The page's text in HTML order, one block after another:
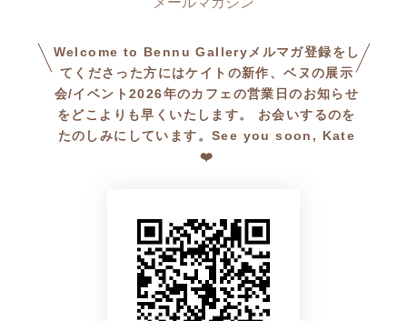
Welcome to Bennu Galleryメルマガ登録をし
てくださった方にはケイトの新作、ベヌの展示
会/イベント2026年のカフェの営業日のお知らせ
をどこよりも早くいたします。 お会いするのを
たのしみにしています。See you soon, Kate
❤️